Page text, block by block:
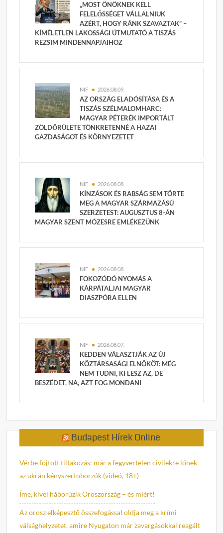
„MOST ÖNÖKNEK KELL
FELELŐSSÉGET VÁLLALNIUK
AZÉRT, HOGY RÁNK SZAVAZTAK” –
KÍMÉLETLEN LAKOSSÁGI ÚTMUTATÓ A TISZÁS
REZSIM MINDENNAPJAIHOZ
NIF 2026.08.09.
AZ ORSZÁG ELADÓSÍTÁSA ÉS A
TISZÁS SZÉLMALOMHARC:
MAGYAR PÉTERÉK IMPORTÁLT
ZÖLDŐRÜLETE TÖNKRETENNÉ A HAZAI
GAZDASÁGOT ÉS KÖRNYEZETET
NIF 2026.08.08.
KÍNZÁSOK ÉS RABSÁG SEM TÖRTE
MEG A MAGYAR SZÁRMAZÁSÚ
SZERZETEST: AUGUSZTUS 8-ÁN
MAGYAR SZENT MÓZESRE EMLÉKEZÜNK
NIF 2026.08.08.
FOKOZÓDÓ NYOMÁS A
KÁRPÁTALJAI MAGYAR
DIASZPÓRA ELLEN
NIF 2026.08.07.
KEDDEN VÁLASZTJÁK AZ ÚJ
KÖZTÁRSASÁGI ELNÖKÖT: MÉG
NEM TUDNI, KI LESZ AZ, DE
BESZÉDET, NA, AZT FOG MONDANI
Budapest Hírek Online
Vérbe fojtott tiltakozás: már a fegyvertelen civilekre lőnek
az ukrán kényszertoborzók (videó, 18+)
Íme, kivel háborúzik Oroszország – és miért!
Az orosz elképesztő összefogással oldja meg a krími
válsághelyzetet, amire Nyugaton már zavargásokkal reagált